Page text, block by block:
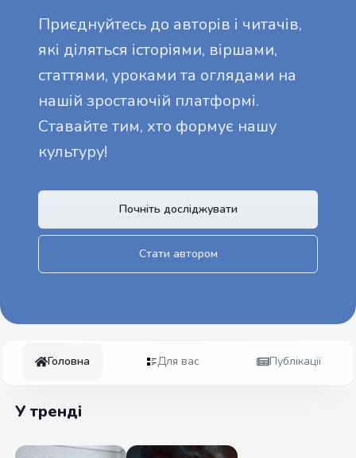
Приєднуйтесь до авторів і читачів,
які діляться історіями, віршами,
статтями, уроками та оглядами на
нашій зростаючій платформі.
Ставайте тим, хто формує нашу
культуру!
Почніть досліджувати
Стати автором
Головна Для вас Публікації
У тренді